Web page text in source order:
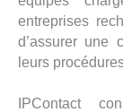
entreprises
d’assurer une
leurs
IPContact